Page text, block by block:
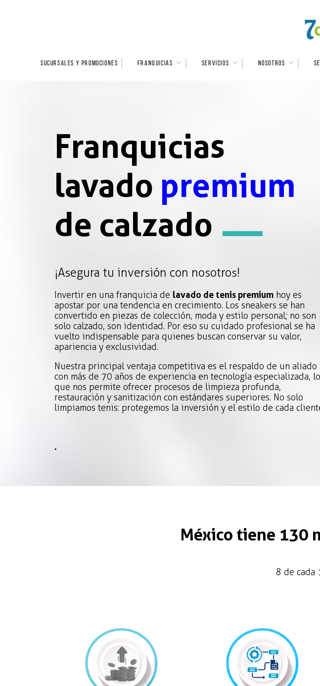
SUCURSALES Y PROMOCIONES FRANQUICIAS SERVICIOS NOSOTROS
Franquicias
lavado premium
de calzado
¡Asegura tu inversión con nosotros!
Invertir en una franquicia de lavado de tenis premium hoy es
apostar por una tendencia en crecimiento. Los sneakers se han
convertido en piezas de colección, moda y estilo personal; no son
solo calzado, son identidad. Por eso su cuidado profesional se ha
vuelto indispensable para quienes buscan conservar su valor,
apariencia y exclusividad.
Nuestra principal ventaja competitiva es el respaldo de un aliado
con más de 70 años de experiencia en tecnología especializada, lo
que nos permite ofrecer procesos de limpieza profunda,
restauración y sanitización con estándares superiores. No solo
limpiamos tenis: protegemos la inversión y el estilo de cada
.
México tiene 130
8 de cada